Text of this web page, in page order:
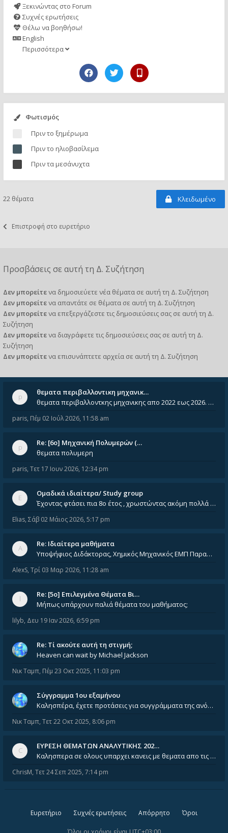
Ξεκινώντας στο Forum
Συχνές ερωτήσεις
Θέλω να βοηθήσω!
English
Περισσότερα
Φωτισμός
Πριν το ξημέρωμα
Πριν το ηλιοβασίλεμα
Πριν τα μεσάνυχτα
Κλειδωμένο
22 θέματα
Επιστροφή στο ευρετήριο
Προσβάσεις σε αυτή τη Δ. Συζήτηση
Δεν μπορείτενα δημοσιεύετε νέα θέματα σε αυτή τη Δ. Συζήτηση
Δεν μπορείτενα απαντάτε σε θέματα σε αυτή τη Δ. Συζήτηση
Δεν μπορείτενα επεξεργάζεστε τις δημοσιεύσεις σας σε αυτή τη Δ.
Συζήτηση
Δεν μπορείτενα διαγράφετε τις δημοσιεύσεις σας σε αυτή τη Δ.
Συζήτηση
Δεν μπορείτενα επισυνάπτετε αρχεία σε αυτή τη Δ. Συζήτηση
θεματα περιβαλλοντικη μηχανικ…
θεματα περιβαλλοντκης μηχανικης απο 2022 εως 2026. Δεν ειναι μεσα του Σεπτεμβιου του 2025. Αν τα εχει καποιος ας τα ανε
paris, Πέμ 02 Ιούλ 2026, 11:58 am
Re: [6o] Mηχανική Πολυμερών (…
θεματα πολυμερη
paris, Τετ 17 Ιουν 2026, 12:34 pm
Ομαδικά ιδιαίτερα/ Study group
Έχοντας φτάσει πια 8ο έτος , χρωστώντας ακόμη πολλά και χωρίς καμία όρεξη ούτε να διαβάσω μόνος μου ούτε να παρακολουθήσ
Elias, Σάβ 02 Μάιος 2026, 5:17 pm
Re: Ιδιαίτερα μαθήματα
Υποψήφιος Διδάκτορας, Χημικός Μηχανικός ΕΜΠ Παραδίδω ιδιαίτερα μαθήματα μέσης και ανώτατης εκπαίδευσης σε θετικές και τε
AlexS, Τρί 03 Μαρ 2026, 11:28 am
Re: [5ο] Επιλεγμένα Θέματα Βι…
Μήπως υπάρχουν παλιά θέματα του μαθήματος;
lilyb, Δευ 19 Ιαν 2026, 6:59 pm
Re: Tί ακούτε αυτή τη στιγμή;
Heaven can wait by Michael Jackson
Νικ Ταμπ, Πέμ 23 Οκτ 2025, 11:03 pm
Σύγγραμμα 1ου εξαμήνου
Καλησπέρα, έχετε προτάσεις για συγγράμματα της ανόργανης χημείας? Είμαι ανάμεσα σε Λιοδάκη, Chung και Atkins
Νικ Ταμπ, Τετ 22 Οκτ 2025, 8:06 pm
ΕΥΡΕΣΗ ΘΕΜΑΤΩΝ ΑΝΑΛΥΤΙΚΗΣ 202…
Καλησπερα σε ολους υπαρχει κανεις με θεματα απο τις εξετασεις του ιουνιου και σεπτεμβρίου για την αναλυτικη χημεια
ChrisM, Τετ 24 Σεπ 2025, 7:14 pm
Ευρετήριο Συχνές ερωτήσεις Απόρρητο Όροι